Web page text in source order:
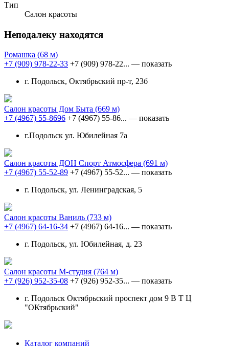
Тип
Салон красоты
Неподалеку находятся
Ромашка (68 м)
+7 (909) 978-22-33 +7 (909) 978-22... — показать
г. Подольск, Октябрьский пр-т, 23б
Салон красоты Дом Быта (669 м)
+7 (4967) 55-8696 +7 (4967) 55-86... — показать
г.Подольск ул. Юбилейная 7а
Салон красоты ДОН Спорт Атмосфера (691 м)
+7 (4967) 55-52-89 +7 (4967) 55-52... — показать
г. Подольск, ул. Ленинградская, 5
Салон красоты Ваниль (733 м)
+7 (4967) 64-16-34 +7 (4967) 64-16... — показать
г. Подольск, ул. Юбилейная, д. 23
Салон красоты М-студия (764 м)
+7 (926) 952-35-08 +7 (926) 952-35... — показать
г. Подольск Октябрьский проспект дом 9 В Т Ц
"ОКтябрьский"
Каталог компаний